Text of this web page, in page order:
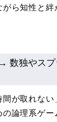
ら知性と絆
数独やスプ
間が取れない
論理系ゲ